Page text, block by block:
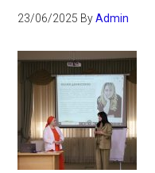
23/06/2025 ByAdmin